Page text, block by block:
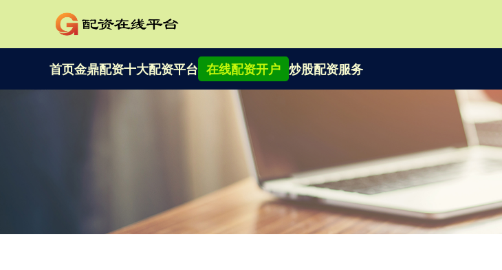
首页金鼎配资十大配资平台 在线配资开户 炒股配资服务